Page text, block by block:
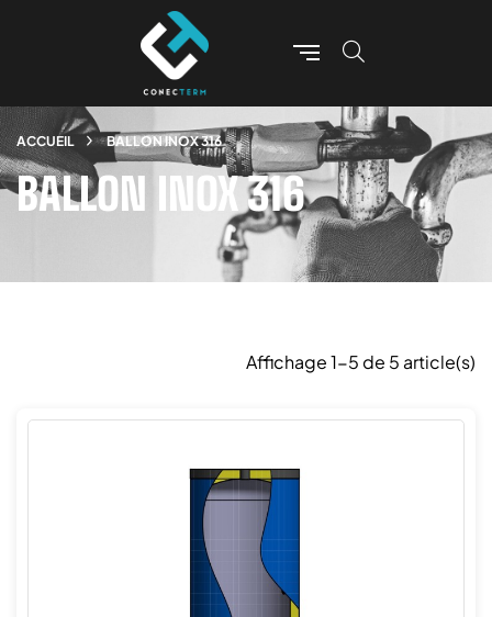
ACCUEIL BALLON INOX 316
BALLON INOX 316
Affichage 1-5 de 5 article(s)